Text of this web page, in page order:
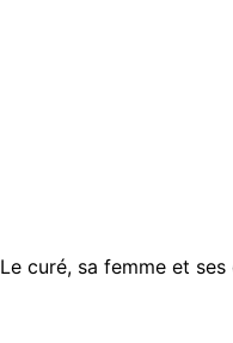
Le curé, sa femme et ses